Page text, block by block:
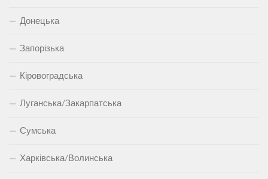
Донецька
Запорізька
Кіровоградська
Луганська/Закарпатська
Сумська
Харківська/Волинська